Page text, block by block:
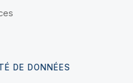
DE DONNÉES